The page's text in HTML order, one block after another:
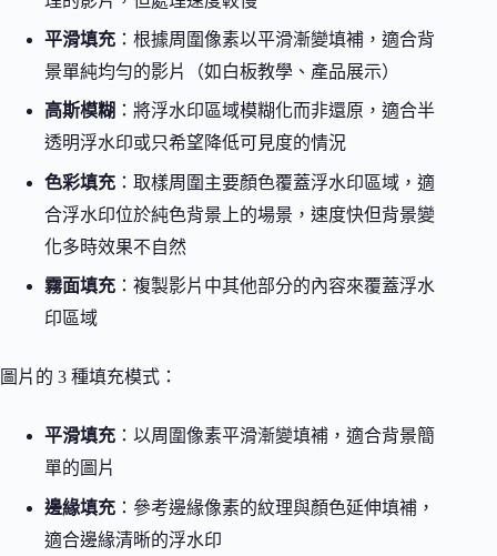
平滑填充 ：根據周圍像素以平滑漸變填補，適合背
景單純均勻的影片（如白板教學、產品展示）
高斯模糊 ：將浮水印區域模糊化而非還原，適合半
透明浮水印或只希望降低可見度的情況
色彩填充 ：取樣周圍主要顏色覆蓋浮水印區域，適
合浮水印位於純色背景上的場景，速度快但背景變
化多時效果不自然
霧面填充 ：複製影片中其他部分的內容來覆蓋浮水
印區域
圖片的 3 種填充模式：
平滑填充 ：以周圍像素平滑漸變填補，適合背景簡
單的圖片
邊緣填充 ：參考邊緣像素的紋理與顏色延伸填補，
適合邊緣清晰的浮水印